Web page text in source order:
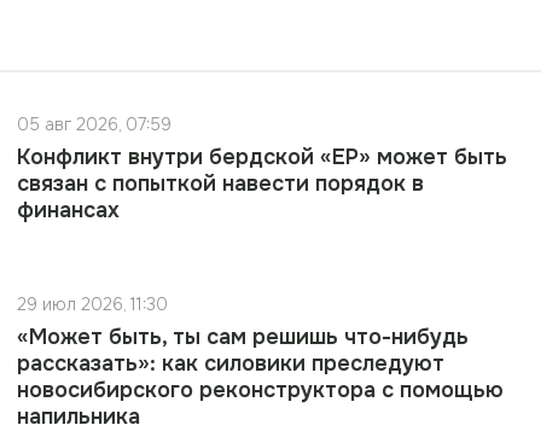
05 авг 2026, 07:59
Конфликт внутри бердской «ЕР» может быть
связан с попыткой навести порядок в
финансах
29 июл 2026, 11:30
«Может быть, ты сам решишь что-нибудь
рассказать»: как силовики преследуют
новосибирского реконструктора с помощью
напильника